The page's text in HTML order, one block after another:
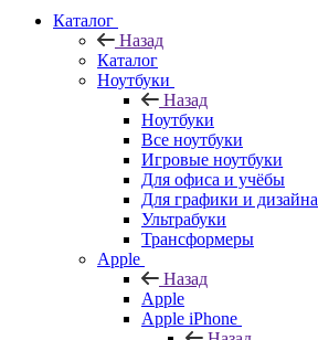
Каталог
Назад
Каталог
Ноутбуки
Назад
Ноутбуки
Все ноутбуки
Игровые ноутбуки
Для офиса и учёбы
Для графики и дизайна
Ультрабуки
Трансформеры
Apple
Назад
Apple
Apple iPhone